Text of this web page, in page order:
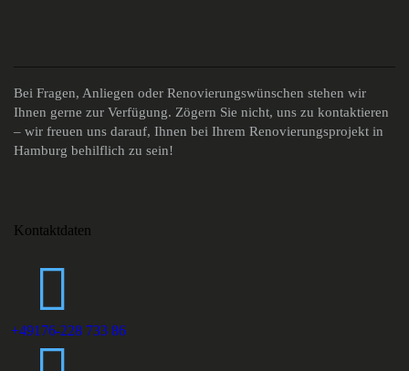
Bei Fragen, Anliegen oder Renovierungswünschen stehen wir
Ihnen gerne zur Verfügung. Zögern Sie nicht, uns zu kontaktieren
– wir freuen uns darauf, Ihnen bei Ihrem Renovierungsprojekt in
Hamburg behilflich zu sein!
Kontaktdaten
+49176-228 733 86